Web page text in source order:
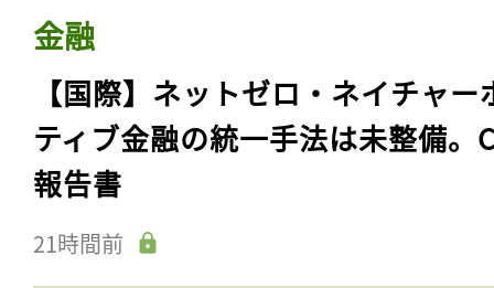
金融
【国際】ネットゼロ・ネイチャー
ティブ金融の統一手法は未整備。
報告書
21時間前